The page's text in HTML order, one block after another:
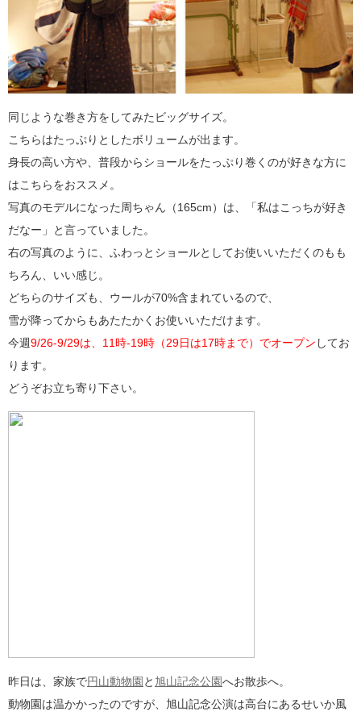
同じような巻き方をしてみたビッグサイズ。
こちらはたっぷりとしたボリュームが出ます。
身長の高い方や、普段からショールをたっぷり巻くのが好きな方に
はこちらをおススメ。
写真のモデルになった周ちゃん（165cm）は、「私はこっちが好き
だなー」と言っていました。
右の写真のように、ふわっとショールとしてお使いいただくのもも
ちろん、いい感じ。
どちらのサイズも、ウールが70%含まれているので、
雪が降ってからもあたたかくお使いいただけます。
今週9/26-9/29は、11時-19時（29日は17時まで）でオープン してお
ります。
どうぞお立ち寄り下さい。
昨日は、家族で円山動物園 と 旭山記念公園へお散歩へ。
動物園は温かかったのですが、旭山記念公演は高台にあるせいか風